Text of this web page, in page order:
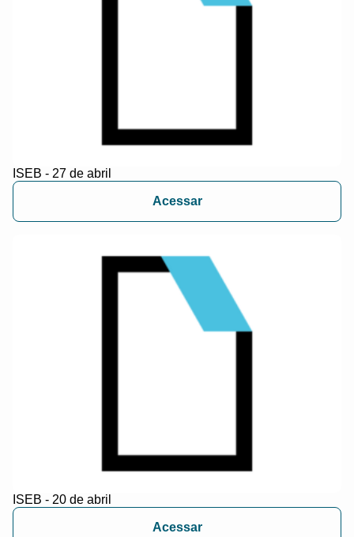
ISEB - 27 de abril
Acessar
ISEB - 20 de abril
Acessar